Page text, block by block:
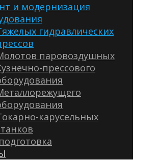
и модернизация
гидравлических
паровоздушных
прессового
карусельных